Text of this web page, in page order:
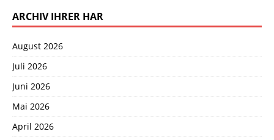
ARCHIV IHRER HAR
August 2026
Juli 2026
Juni 2026
Mai 2026
April 2026